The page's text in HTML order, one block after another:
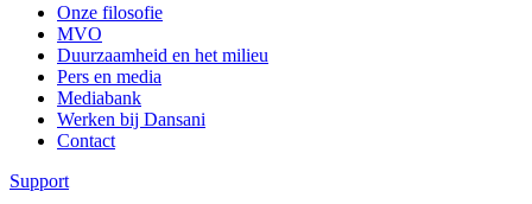
Onze filosofie
MVO
Duurzaamheid en het milieu
Pers en media
Mediabank
Werken bij Dansani
Contact
Support